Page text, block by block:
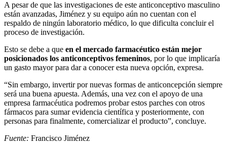
A pesar de que las investigaciones de este anticonceptivo masculino
están avanzadas, Jiménez y su equipo aún no cuentan con el
respaldo de ningún laboratorio médico, lo que dificulta concluir el
proceso de investigación.
Esto se debe a que en el mercado farmacéutico están mejor
posicionados los anticonceptivos femeninos, por lo que implicaría
un gasto mayor para dar a conocer esta nueva opción, expresa.
“Sin embargo, invertir por nuevas formas de anticoncepción siempre
será una buena apuesta. Además, una vez con el apoyo de una
empresa farmacéutica podremos probar estos parches con otros
fármacos para sumar evidencia científica y posteriormente, con
personas para finalmente, comercializar el producto”, concluye.
Fuente: Francisco Jiménez